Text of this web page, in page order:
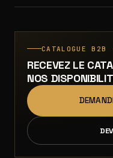
CATALOGUE
RECEVEZ LE
NOS